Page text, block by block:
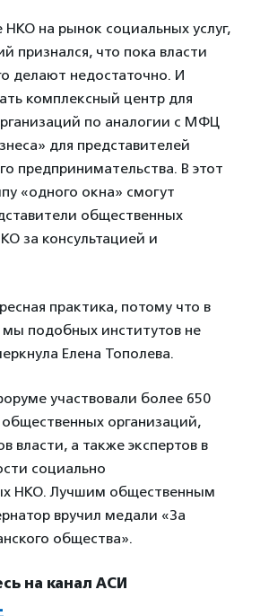
НКО на рынок социальных услуг,
признался, что пока власти
делают недостаточно. И
комплексный центр для
по аналогии с МФЦ
для представителей
предпринимательства. В этот
«одного окна» смогут
общественных
за консультацией и
практика, потому что в
мы подобных институтов не
Елена Тополева.
участвовали более 650
организаций,
власти, а также экспертов в
социально
НКО. Лучшим общественным
вручил медали «За
общества».
на канал АСИ